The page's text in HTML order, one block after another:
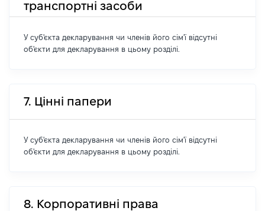
транспортні засоби
У суб'єкта декларування чи членів його сім'ї відсутні
об'єкти для декларування в цьому розділі.
7. Цінні папери
У суб'єкта декларування чи членів його сім'ї відсутні
об'єкти для декларування в цьому розділі.
8. Корпоративні права